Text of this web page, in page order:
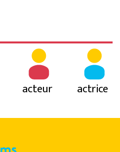
acteur actrice